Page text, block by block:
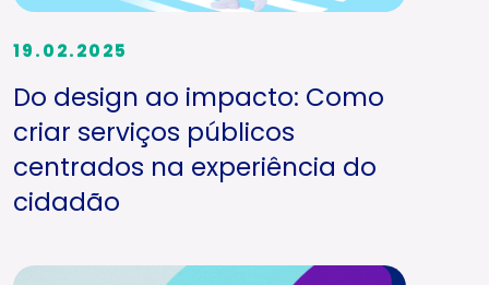
19.02.2025
Do design ao impacto: Como
criar serviços públicos
centrados na experiência do
cidadão